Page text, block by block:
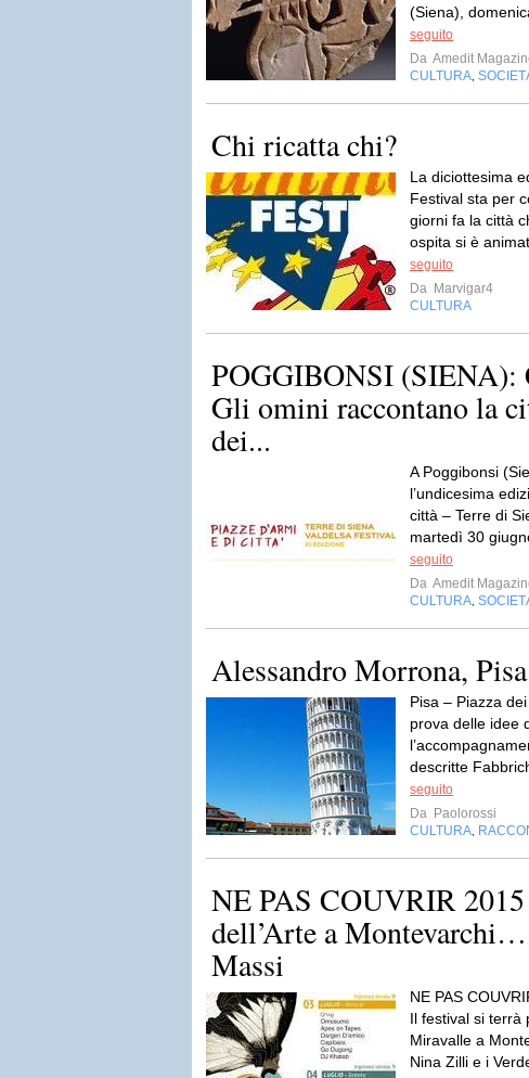
(Siena),
seguito
Da Amedit
CULTURA
Chi ricatta chi?
La diciottesima
Festival sta per
giorni fa la città
ospita si è
seguito
Da Marvigar4
CULTURA
POGGIBONSI (SIENA):
Gli omini raccontano la
dei...
A Poggibonsi
l’undicesima
città – Terre di
martedì 30
seguito
Da Amedit
CULTURA
Alessandro Morrona,
Pisa – Piazza
prova delle idee
descritte
seguito
Da Paolorossi
CULTURA
NE PAS COUVRIR
dell’Arte a
Massi
NE PAS
Il festival si terrà
Miravalle a
Nina Zilli e i